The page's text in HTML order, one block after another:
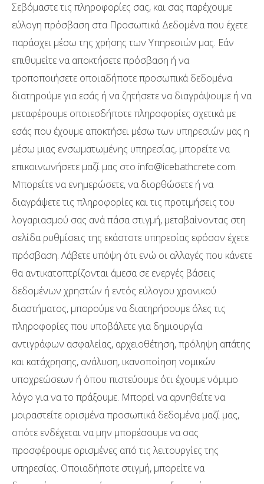
Σεβόμαστε τις πληροφορίες σας, και σας παρέχουμε
εύλογη πρόσβαση στα Προσωπικά Δεδομένα που έχετε
παράσχει μέσω της χρήσης των Υπηρεσιών μας. Εάν
επιθυμείτε να αποκτήσετε πρόσβαση ή να
τροποποιήσετε οποιαδήποτε προσωπικά δεδομένα
διατηρούμε για εσάς ή να ζητήσετε να διαγράψουμε ή να
μεταφέρουμε οποιεσδήποτε πληροφορίες σχετικά με
εσάς που έχουμε αποκτήσει μέσω των υπηρεσιών μας η
μέσω μιας ενσωματωμένης υπηρεσίας, μπορείτε να
επικοινωνήσετε μαζί μας στο info@icebathcrete.com.
Μπορείτε να ενημερώσετε, να διορθώσετε ή να
διαγράψετε τις πληροφορίες και τις προτιμήσεις του
λογαριασμού σας ανά πάσα στιγμή, μεταβαίνοντας στη
σελίδα ρυθμίσεις της εκάστοτε υπηρεσίας εφόσον έχετε
πρόσβαση. Λάβετε υπόψη ότι ενώ οι αλλαγές που κάνετε
θα αντικατοπτρίζονται άμεσα σε ενεργές βάσεις
δεδομένων χρηστών ή εντός εύλογου χρονικού
διαστήματος, μπορούμε να διατηρήσουμε όλες τις
πληροφορίες που υποβάλετε για δημιουργία
αντιγράφων ασφαλείας, αρχειοθέτηση, πρόληψη απάτης
και κατάχρησης, ανάλυση, ικανοποίηση νομικών
υποχρεώσεων ή όπου πιστεύουμε ότι έχουμε νόμιμο
λόγο για να το πράξουμε. Μπορεί να αρνηθείτε να
μοιραστείτε ορισμένα προσωπικά δεδομένα μαζί μας,
οπότε ενδέχεται να μην μπορέσουμε να σας
προσφέρουμε ορισμένες από τις λειτουργίες της
υπηρεσίας. Οποιαδήποτε στιγμή, μπορείτε να